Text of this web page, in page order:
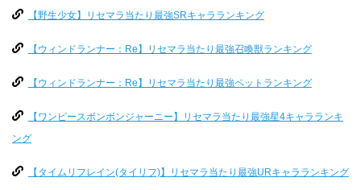
【野生少女】リセマラ当たり最強SRキャラランキング
【ウィンドランナー：Re】リセマラ当たり最強召喚獣ランキング
【ウィンドランナー：Re】リセマラ当たり最強ペットランキング
【ワンピースボンボンジャーニー】リセマラ当たり最強星4キャラランキ
ング
【タイムリフレイン(タイリフ)】リセマラ当たり最強URキャラランキング